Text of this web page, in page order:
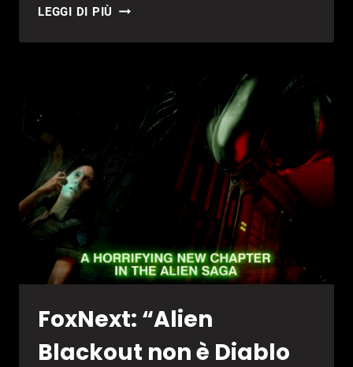
LEGGI DI PIÙ UN
FPS
IN
LAVORAZIONE
FoxNext: “Alien
Blackout non è Diablo